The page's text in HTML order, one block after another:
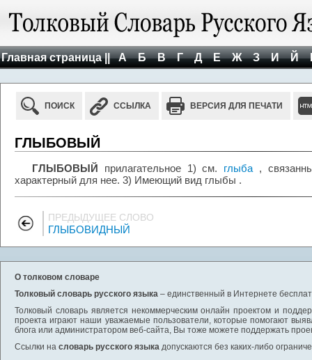
Главная страница || А Б В Г Д Е Ж З И Й
ПОИСК ССЫЛКА ВЕРСИЯ ДЛЯ ПЕЧАТИ
ГЛЫБОВЫЙ
ГЛЫБОВЫЙ прилагательное 1) см. глыба ,
характерный для нее. 3) Имеющий вид глыбы .
ПРЕДЫДУЩЕЕ СЛОВО
ГЛЫБОВИДНЫЙ
О толковом словаре
Толковый словарь русского языка – единственный в Интернете
Толковый словарь является некоммерческим онлайн проектом и
проекта играют наши уважаемые пользователи, которые помогают
блога или администратором веб-сайта, Вы тоже можете поддержать
Ссылки на словарь русского языка допускаются без каких-либо